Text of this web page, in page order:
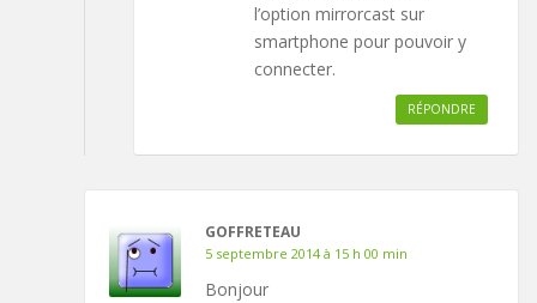
l’option mirrorcast sur
smartphone pour pouvoir y
connecter.
RÉPONDRE
GOFFRETEAU
5 septembre 2014 à 15 h 00 min
Bonjour